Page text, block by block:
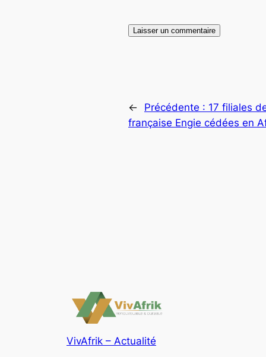
← Précédente : 17 filiales
française Engie
VivAfrik – Actualité